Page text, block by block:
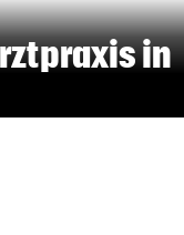
in